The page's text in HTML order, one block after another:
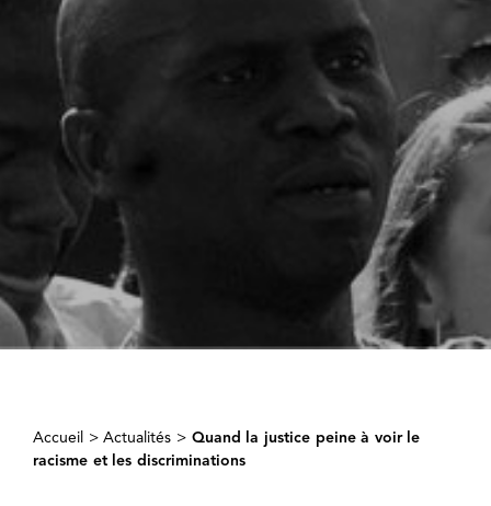
Accueil >Actualités > Quand la justice peine à voir le
racisme et les discriminations